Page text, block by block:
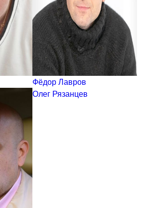
Фёдор Лавров
Олег Рязанцев